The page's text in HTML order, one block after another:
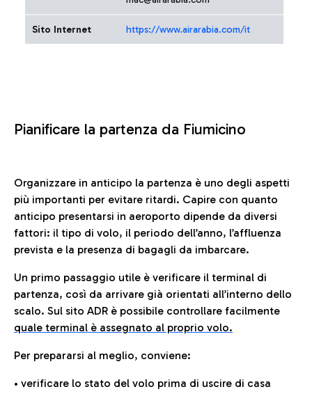
Sito Internet https://www.airarabia.com/it
Pianificare la partenza da Fiumicino
Organizzare in anticipo la partenza è uno degli aspetti
più importanti per evitare ritardi. Capire con quanto
anticipo presentarsi in aeroporto dipende da diversi
fattori: il tipo di volo, il periodo dell’anno, l’affluenza
prevista e la presenza di bagagli da imbarcare.
Un primo passaggio utile è verificare il terminal di
partenza, così da arrivare già orientati all’interno dello
scalo. Sul sito ADR è possibile controllare facilmente
quale terminal è assegnato al proprio volo.
Per prepararsi al meglio, conviene:
• verificare lo stato del volo prima di uscire di casa